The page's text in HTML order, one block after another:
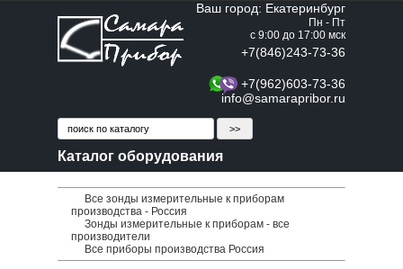
Ваш город: Екатеринбург
Пн - Пт
с 9:00 до 17:00 мск
+7(846)243-73-36
+7(962)603-73-36
info@samarapribor.ru
Каталог оборудования
Все зонды измерительные к приборам
производства - Россия
Зонды измерительные к приборам - все
производители
Все приборы производства Россия